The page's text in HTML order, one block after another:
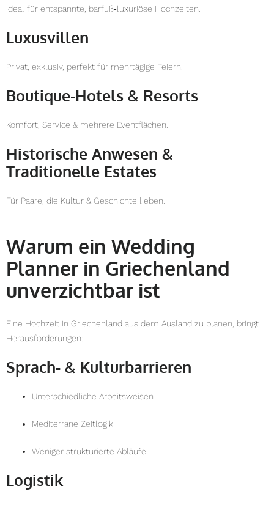
Ideal für entspannte, barfuß‑luxuriöse Hochzeiten.
Luxusvillen
Privat, exklusiv, perfekt für mehrtägige Feiern.
Boutique‑Hotels & Resorts
Komfort, Service & mehrere Eventflächen.
Historische Anwesen &
Traditionelle Estates
Für Paare, die Kultur & Geschichte lieben.
Warum ein Wedding
Planner in Griechenland
unverzichtbar ist
Eine Hochzeit in Griechenland aus dem Ausland zu planen, bringt
Herausforderungen:
Sprach‑ & Kulturbarrieren
Unterschiedliche Arbeitsweisen
Mediterrane Zeitlogik
Weniger strukturierte Abläufe
Logistik